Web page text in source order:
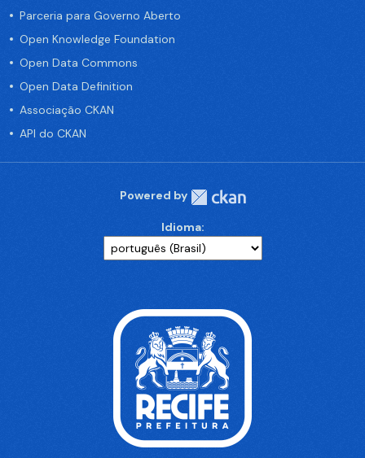
Parceria para Governo Aberto
Open Knowledge Foundation
Open Data Commons
Open Data Definition
Associação CKAN
API do CKAN
Powered by
Idioma